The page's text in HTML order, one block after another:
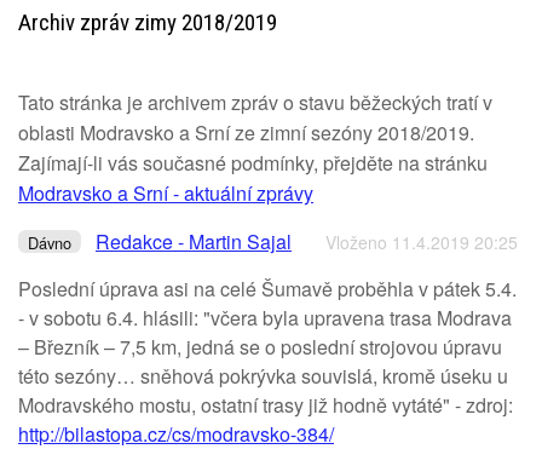
Archiv zpráv zimy 2018/2019
Tato stránka je archivem zpráv o stavu běžeckých tratí v
oblasti Modravsko a Srní ze zimní sezóny 2018/2019.
Zajímají-li vás současné podmínky, přejděte na stránku
Modravsko a Srní - aktuální zprávy
Dávno Redakce - Martin Sajal Vloženo 11.4.2019 20:25
Poslední úprava asi na celé Šumavě proběhla v pátek 5.4.
- v sobotu 6.4. hlásili: "včera byla upravena trasa Modrava
– Březník – 7,5 km, jedná se o poslední strojovou úpravu
této sezóny… sněhová pokrývka souvislá, kromě úseku u
Modravského mostu, ostatní trasy již hodně vytáté" - zdroj:
http://bilastopa.cz/cs/modravsko-384/